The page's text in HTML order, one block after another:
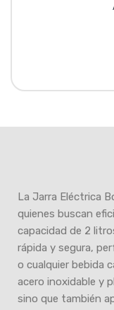
La Jarra Eléctrica
quienes buscan
capacidad de 2
rápida y segura,
o cualquier bebida
acero inoxidable y
sino que también